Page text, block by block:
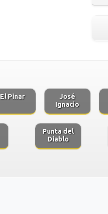
El Pinar
José
Ignacio
Punta del
Diablo